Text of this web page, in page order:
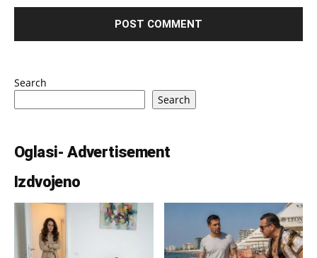
Search
Search
Oglasi- Advertisement
Izdvojeno